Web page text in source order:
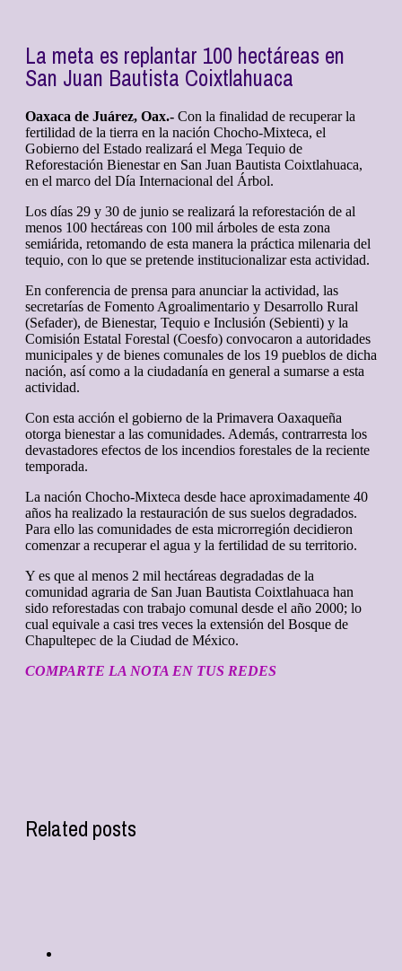
La meta es replantar 100 hectáreas en
San Juan Bautista Coixtlahuaca
Oaxaca de Juárez, Oax.- Con la finalidad de recuperar la
fertilidad de la tierra en la nación Chocho-Mixteca, el
Gobierno del Estado realizará el Mega Tequio de
Reforestación Bienestar en San Juan Bautista Coixtlahuaca,
en el marco del Día Internacional del Árbol.
Los días 29 y 30 de junio se realizará la reforestación de al
menos 100 hectáreas con 100 mil árboles de esta zona
semiárida, retomando de esta manera la práctica milenaria del
tequio, con lo que se pretende institucionalizar esta actividad.
En conferencia de prensa para anunciar la actividad, las
secretarías de Fomento Agroalimentario y Desarrollo Rural
(Sefader), de Bienestar, Tequio e Inclusión (Sebienti) y la
Comisión Estatal Forestal (Coesfo) convocaron a autoridades
municipales y de bienes comunales de los 19 pueblos de dicha
nación, así como a la ciudadanía en general a sumarse a esta
actividad.
Con esta acción el gobierno de la Primavera Oaxaqueña
otorga bienestar a las comunidades. Además, contrarresta los
devastadores efectos de los incendios forestales de la reciente
temporada.
La nación Chocho-Mixteca desde hace aproximadamente 40
años ha realizado la restauración de sus suelos degradados.
Para ello las comunidades de esta microrregión decidieron
comenzar a recuperar el agua y la fertilidad de su territorio.
Y es que al menos 2 mil hectáreas degradadas de la
comunidad agraria de San Juan Bautista Coixtlahuaca han
sido reforestadas con trabajo comunal desde el año 2000; lo
cual equivale a casi tres veces la extensión del Bosque de
Chapultepec de la Ciudad de México.
COMPARTE LA NOTA EN TUS REDES
Related posts